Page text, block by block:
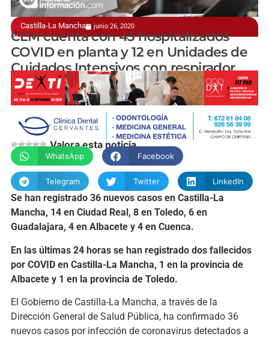
Castilla-La Mancha junio 26, 2020
Datos de la Dirección General de Salud Pública
CLM cuenta con 43 hospitalizados
COVID en planta y 12 en Unidades de
Cuidados Intensivos con respirador
manchainformacion.com
Valora esta noticia
WhatsApp Facebook
Telegram Twitter LinkedIn
Se han registrado 36 nuevos casos en Castilla-La
Mancha, 14 en Ciudad Real, 8 en Toledo, 6 en
Guadalajara, 4 en Albacete y 4 en Cuenca.
En las últimas 24 horas se han registrado dos fallecidos
por COVID en Castilla-La Mancha, 1 en la provincia de
Albacete y 1 en la provincia de Toledo.
El Gobierno de Castilla-La Mancha, a través de la
Dirección General de Salud Pública, ha confirmado 36
nuevos casos por infección de coronavirus detectados a